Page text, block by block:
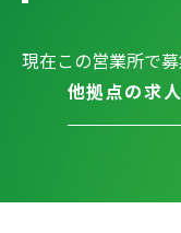
現在この営業所で
他拠点の求